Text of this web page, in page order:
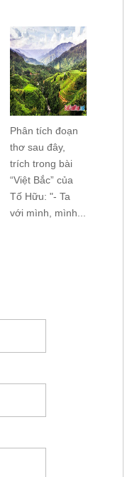
Phân tích đoạn
thơ sau đây,
trích trong bài
“Việt Bắc” của
Tố Hữu: "- Ta
với mình, mình...